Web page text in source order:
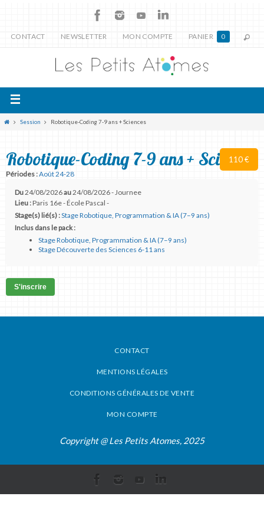
CONTACT NEWSLETTER MON COMPTE PANIER 0
Session Robotique-Coding 7-9 ans + Sciences
110 €
Robotique-Coding 7-9 ans + Sciences
Périodes :Août 24-28
Du24/08/2026au24/08/2026 - Journee
Lieu :Paris 16e - École Pascal -
Stage(s) lié(s) :Stage Robotique, Programmation & IA (7–9 ans)
Inclus dans le pack :
Stage Robotique, Programmation & IA (7–9 ans)
Stage Découverte des Sciences 6-11 ans
S'inscrire
CONTACT
MENTIONS LÉGALES
CONDITIONS GÉNÉRALES DE VENTE
MON COMPTE
Copyright @ Les Petits Atomes, 2025